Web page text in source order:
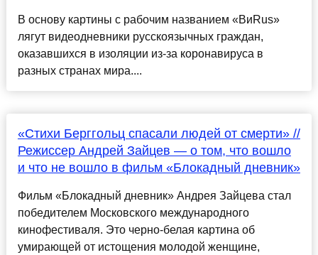
В основу картины с рабочим названием «ВиRus»
лягут видеодневники русскоязычных граждан,
оказавшихся в изоляции из-за коронавируса в
разных странах мира....
«Стихи Берггольц спасали людей от смерти» //
Режиссер Андрей Зайцев — о том, что вошло
и что не вошло в фильм «Блокадный дневник»
Фильм «Блокадный дневник» Андрея Зайцева стал
победителем Московского международного
кинофестиваля. Это черно-белая картина об
умирающей от истощения молодой женщине,